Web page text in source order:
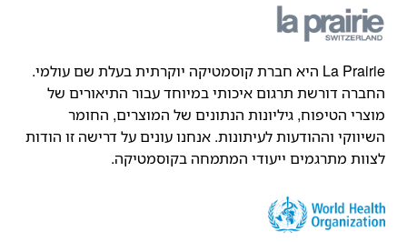
La Prairie היא חברת קוסמטיקה יוקרתית בעלת שם עולמי.
החברה דורשת תרגום איכותי במיוחד עבור התיאורים של
מוצרי הטיפוח, גיליונות הנתונים של המוצרים, החומר
השיווקי וההודעות לעיתונות. אנחנו עונים על דרישה זו הודות
לצוות מתרגמים ייעודי המתמחה בקוסמטיקה.